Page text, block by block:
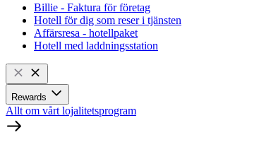
Billie - Faktura för företag
Hotell för dig som reser i tjänsten
Affärsresa - hotellpaket
Hotell med laddningsstation
Rewards
Allt om vårt lojalitetsprogram